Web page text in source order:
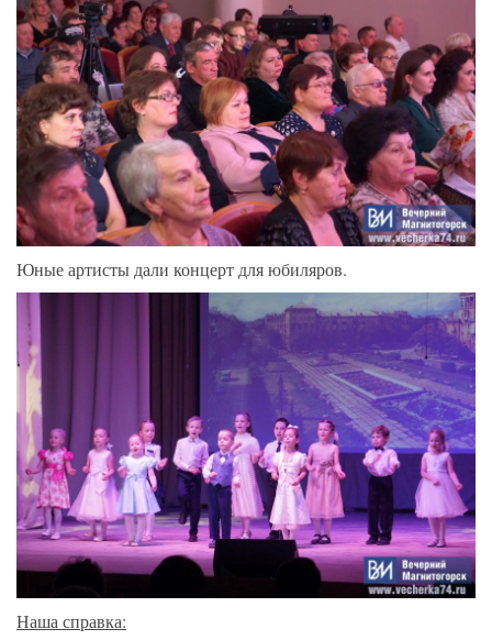
Юные артисты дали концерт для юбиляров.
Наша справка: